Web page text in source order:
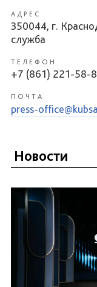
АДРЕС
350044, г.
служба
ТЕЛЕФОН
+7 (861) 221-58-
ПОЧТА
press-
Новости